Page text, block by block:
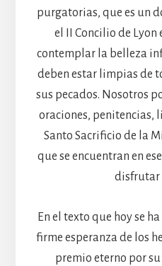
purgatorias, que es un
el II Concilio de Lyon
contemplar la belleza
deben estar limpias de
sus pecados. Nosotros
oraciones, penitencias,
Santo Sacrificio de la
que se encuentran en
disfrutar
En el texto que hoy se
firme esperanza de los
premio eterno por